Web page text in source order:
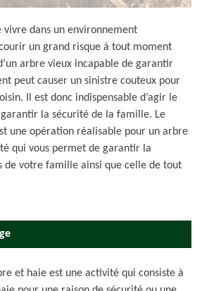
vivre dans un environnement
un grand risque à tout moment
arbre vieux incapable de garantir
peut causer un sinistre couteux pour
Il est donc indispensable d’agir le
la sécurité de la famille. Le
une opération réalisable pour un arbre
qui vous permet de garantir la
de votre famille ainsi que celle de tout
et haie est une activité qui consiste à